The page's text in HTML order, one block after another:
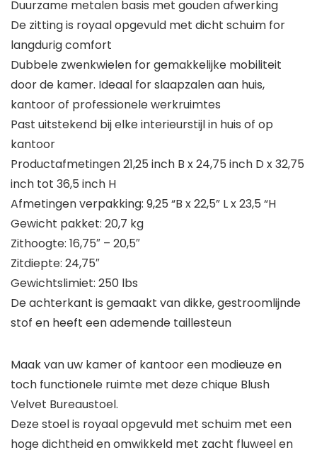
Duurzame metalen basis met gouden afwerking
De zitting is royaal opgevuld met dicht schuim for
langdurig comfort
Dubbele zwenkwielen for gemakkelijke mobiliteit
door de kamer. Ideaal for slaapzalen aan huis,
kantoor of professionele werkruimtes
Past uitstekend bij elke interieurstijl in huis of op
kantoor
Productafmetingen 21,25 inch B x 24,75 inch D x 32,75
inch tot 36,5 inch H
Afmetingen verpakking: 9,25 “B x 22,5” L x 23,5 “H
Gewicht pakket: 20,7 kg
Zithoogte: 16,75″ – 20,5″
Zitdiepte: 24,75″
Gewichtslimiet: 250 lbs
De achterkant is gemaakt van dikke, gestroomlijnde
stof en heeft een ademende taillesteun
Maak van uw kamer of kantoor een modieuze en
toch functionele ruimte met deze chique Blush
Velvet Bureaustoel.
Deze stoel is royaal opgevuld met schuim met een
hoge dichtheid en omwikkeld met zacht fluweel en